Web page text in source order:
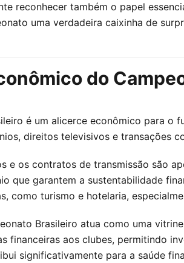
reconhecer também o papel
uma verdadeira caixinha de
do
é um alicerce econômico para o
direitos televisivos e transações
e os contratos de transmissão são
que garantem a sustentabilidade
como turismo e hotelaria,
Brasileiro atua como uma
financeiras aos clubes, permitindo
significativamente para a saúde